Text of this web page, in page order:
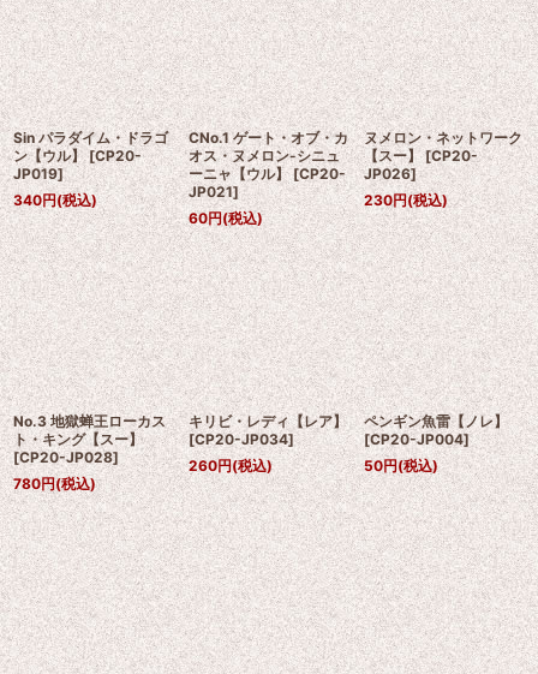
Sin パラダイム・ドラゴ
ン【ウル】 [CP20-
JP019]
340円(税込)
CNo.1 ゲート・オブ・カ
オス・ヌメロン-シニュ
ーニャ【ウル】 [CP20-
JP021]
60円(税込)
ヌメロン・ネットワーク
【スー】 [CP20-
JP026]
230円(税込)
No.3 地獄蝉王ローカス
ト・キング【スー】
[CP20-JP028]
780円(税込)
キリビ・レディ【レア】
[CP20-JP034]
260円(税込)
ペンギン魚雷【ノレ】
[CP20-JP004]
50円(税込)